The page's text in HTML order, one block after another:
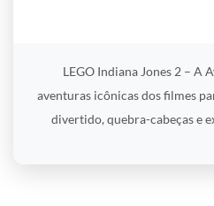
LEGO Indiana Jones 2 – A
aventuras icônicas dos filmes
divertido, quebra-cabeças e